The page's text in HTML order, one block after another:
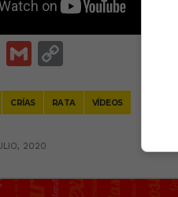
WhatsApp
Gmail
CRÍAS RATA VÍDEOS
2020